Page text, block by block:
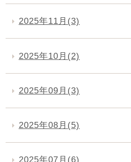
2025年11月(3)
2025年10月(2)
2025年09月(3)
2025年08月(5)
2025年07月(6)